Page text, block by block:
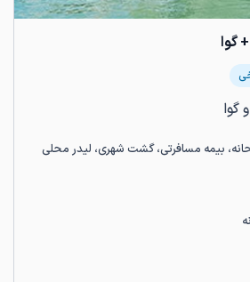
گوا
گوا
بیمه مسافرتی، گشت شهری، لیدر محلی